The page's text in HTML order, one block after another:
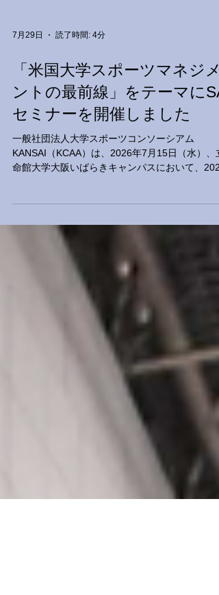
7月29日 読了時間: 4分
「米国大学スポーツマネジメ
ントの最前線」をテーマにSA
セミナーを開催しました
命館大学大阪いばらきキャンパスにおいて、
年度KCAAスポーツアドミニストレーター（SA）
セミナーを開催しました。 今回のセミナーでは
スタンフォード大学アメリカンフットボール部で
Offensive Quality Control Analystを務める河田剛
を講師に迎え、「米国大学スポーツマネジメント
の最前線」をテーマにご講演いただきました。当
日は、KCAA加盟大学のSA会議メンバーをはじ
め、大学教職員、学生、大学スポーツ関係者、賛
助会員、パートナー会員など約50名が参加し、米
国大学スポーツの現状と、日本の大学スポーツへ
の示唆について学びました。 講演では、河田氏
日本国内で選手、指導者として経験を積んだ後、
米国へ渡り、スタンフォード大学のコーチングス
タッフとして活動するまでの歩みが紹介されまし
た。異なる文化や環境の中で自ら機会をつかみ、
挑戦を続けてきた経験をもとに、米国の大学スポ
ーツを支える組織体制、専門人材の役割、学生ア